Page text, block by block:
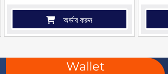
অর্ডার করুন
Wallet